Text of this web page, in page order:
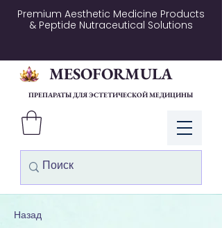
Premium Aesthetic Medicine Products
& Peptide Nutraceutical Solutions
Войти
MESOFORMULA
ПРЕПАРАТЫ ДЛЯ ЭСТЕТИЧЕСКОЙ МЕДИЦИНЫ
Назад